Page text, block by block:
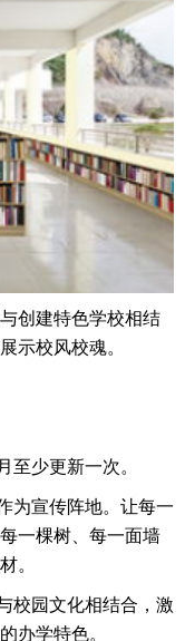
创建特色学校相结
示校风校魂。
少更新一次。
宣传阵地。让每一
一棵树、每一面墙
。
园文化相结合，激
办学特色。